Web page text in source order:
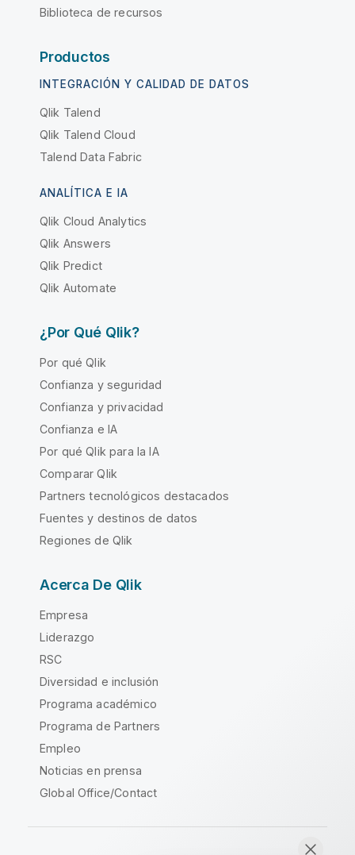
Biblioteca de recursos
Productos
INTEGRACIÓN Y CALIDAD DE DATOS
Qlik Talend
Qlik Talend Cloud
Talend Data Fabric
ANALÍTICA E IA
Qlik Cloud Analytics
Qlik Answers
Qlik Predict
Qlik Automate
¿Por Qué Qlik?
Por qué Qlik
Confianza y seguridad
Confianza y privacidad
Confianza e IA
Por qué Qlik para la IA
Comparar Qlik
Partners tecnológicos destacados
Fuentes y destinos de datos
Regiones de Qlik
Acerca De Qlik
Empresa
Liderazgo
RSC
Diversidad e inclusión
Programa académico
Programa de Partners
Empleo
Noticias en prensa
Global Office/Contact